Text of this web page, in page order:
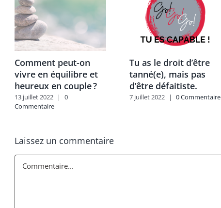
Comment peut-on
vivre en équilibre et
heureux en couple ?
13 juillet 2022 |
0
Commentaire
Tu as le droit d’être
tanné(e), mais pas
d’être défaitiste.
7 juillet 2022 | 0 Commentaire
Laissez un commentaire
Commentaire